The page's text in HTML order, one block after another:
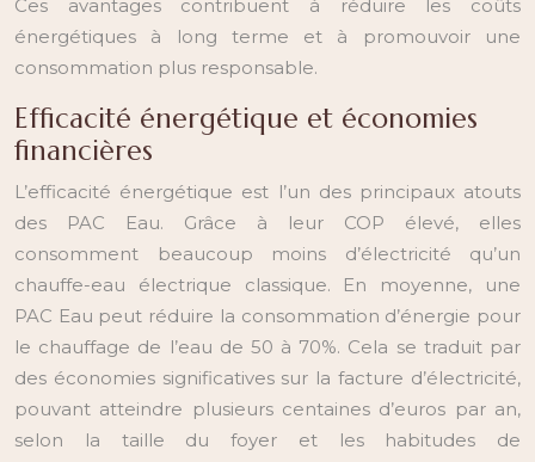
Ces avantages contribuent à réduire les coûts
énergétiques à long terme et à promouvoir une
consommation plus responsable.
Efficacité énergétique et économies
financières
L’efficacité énergétique est l’un des principaux atouts
des PAC Eau. Grâce à leur COP élevé, elles
consomment beaucoup moins d’électricité qu’un
chauffe-eau électrique classique. En moyenne, une
PAC Eau peut réduire la consommation d’énergie pour
le chauffage de l’eau de 50 à 70%. Cela se traduit par
des économies significatives sur la facture d’électricité,
pouvant atteindre plusieurs centaines d’euros par an,
selon la taille du foyer et les habitudes de